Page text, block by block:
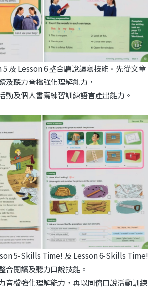
及 Lesson 6 整合聽說讀寫技能。先從文章
及聽力音檔強化理解能力，
動及個人書寫練習訓練語言產出能力。
5-Skills Time! 及 Lesson 6-Skills Time!
合閱讀及聽力口說技能。
音檔強化理解能力，再以同儕口說活動訓練